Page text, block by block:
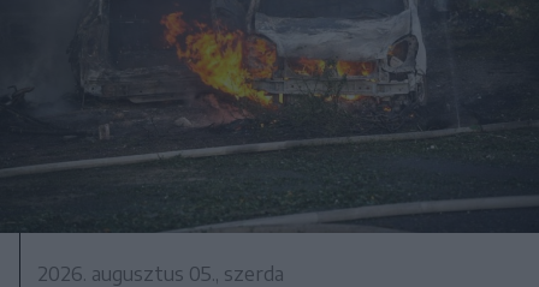
2026. augusztus 05., szerda